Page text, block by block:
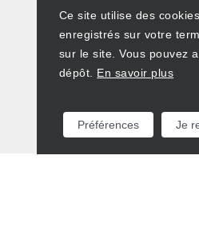
Ce site utilise des
enregistrés sur votre
sur le site. Vous pouvez
dépôt. En savoir plus
Préférences Je